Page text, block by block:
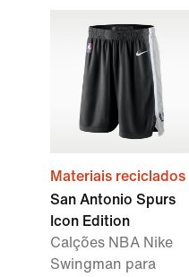
Materiais reciclados
San Antonio Spurs
Icon Edition
Calções NBA Nike
Swingman para